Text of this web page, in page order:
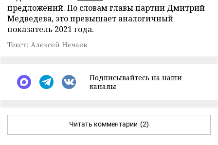
предложений. По словам главы партии Дмитрий
Медведева, это превышает аналогичный
показатель 2021 года.
Текст: Алексей Нечаев
Подписывайтесь на наши
каналы
Читать комментарии (2)